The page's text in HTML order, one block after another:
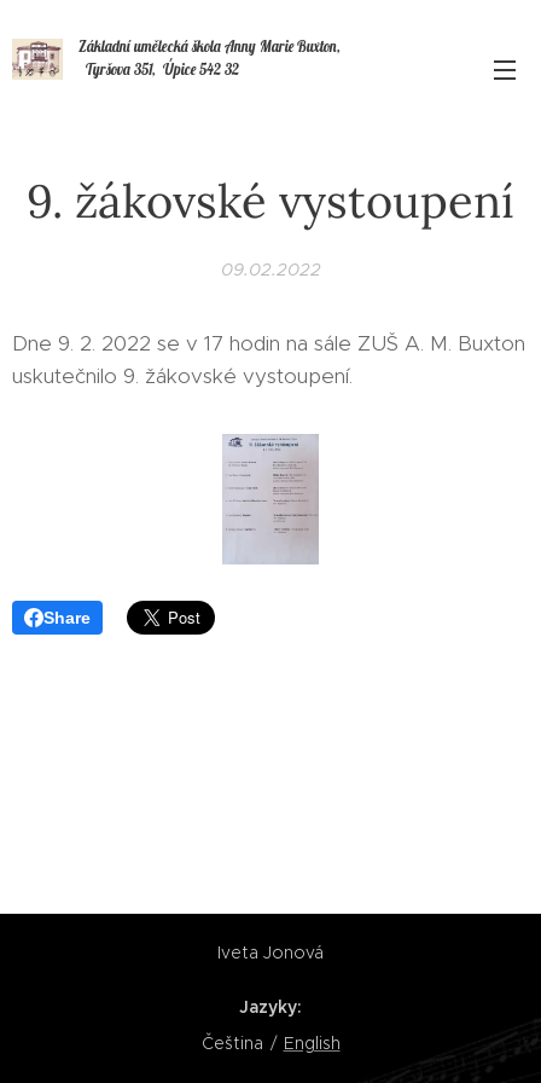
Základní umělecká škola Anny Marie Buxton,
Tyršova 351, Úpice 542 32
9. žákovské vystoupení
09.02.2022
Dne 9. 2. 2022 se v 17 hodin na sále ZUŠ A. M. Buxton
uskutečnilo 9. žákovské vystoupení.
Share
Iveta Jonová
Jazyky
Čeština
English